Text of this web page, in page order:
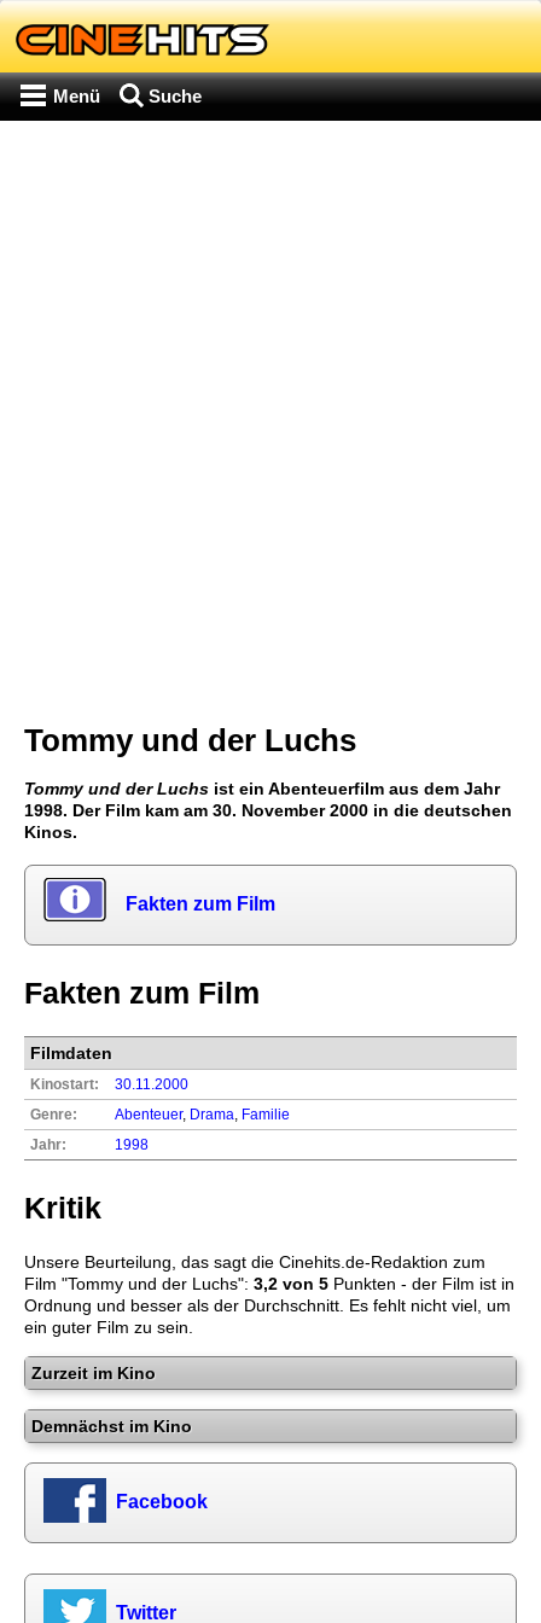
Menü Suche
Tommy und der Luchs
Tommy und der Luchs ist ein Abenteuerfilm aus dem Jahr
1998. Der Film kam am 30. November 2000 in die deutschen
Kinos.
Fakten zum Film
Fakten zum Film
Filmdaten
Kinostart:
30.11.2000
Genre:
Abenteuer, Drama Familie
Jahr:
1998
Kritik
Unsere Beurteilung, das sagt die Cinehits.de-Redaktion zum
Film "Tommy und der Luchs": 3,2 von 5 Punkten - der Film ist in
Ordnung und besser als der Durchschnitt. Es fehlt nicht viel, um
ein guter Film zu sein.
Zurzeit im Kino
Demnächst im Kino
Facebook
Twitter